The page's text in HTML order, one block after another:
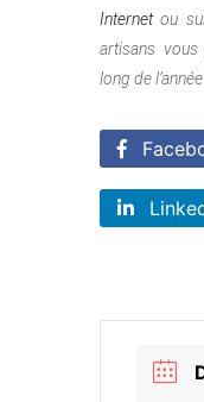
Internetou
artisans
long de